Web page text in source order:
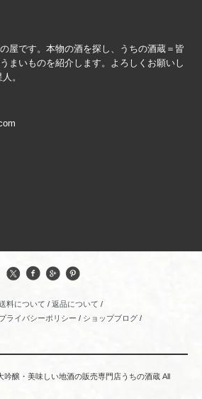
屋です。本物の酒を探し、うちの酒蔵＝皆
まいものを紹介します。よろしくお願いし
。
料について / 返品について /
プライバシーポリシー / ショップブログ /
醸・美味しい地酒の販売専門店うちの酒蔵 All